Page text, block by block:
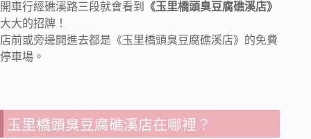
開車行經礁溪路三段就會看到
《玉里橋頭臭豆腐礁溪店》
大大的招牌！
店前或旁邊開進去都是《玉里橋頭臭豆腐礁溪店》的免費
停車場。
玉里橋頭臭豆腐礁溪店在哪裡？